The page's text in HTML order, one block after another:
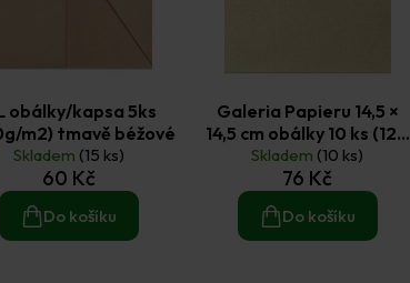
obálky/kapsa 5ks
m2) tmavě béžové
Skladem (15 ks)
60 Kč
Do košíku
Galeria Papieru 14,5 ×
14,5 cm obálky 10 ks (120
g/m2) perleťové zlaté
Skladem (10 ks)
76 Kč
Do košíku